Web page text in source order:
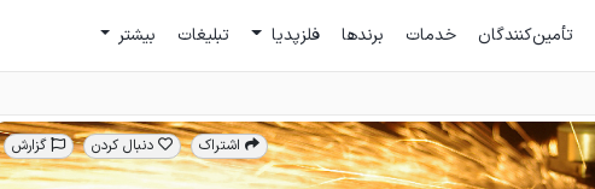
تأمین‌کنندگان خدمات برندها فلزپدیا تبلیغات بیشتر
اشتراک دنبال کردن گزارش